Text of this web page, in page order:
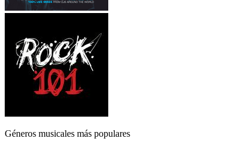
Géneros musicales más populares